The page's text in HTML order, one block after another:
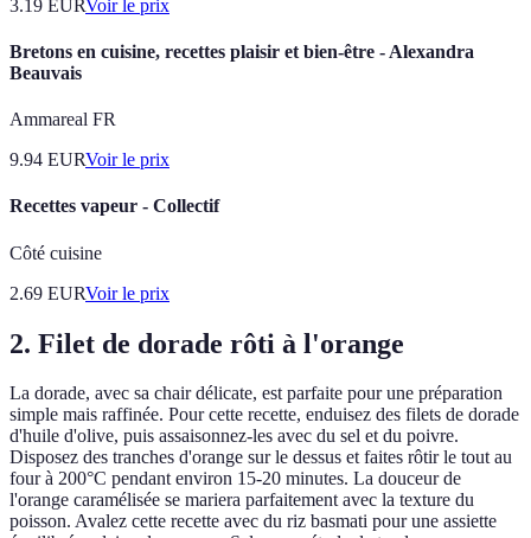
3.19 EURVoir le prix
Bretons en cuisine, recettes plaisir et bien-être - Alexandra
Beauvais
Ammareal FR
9.94 EURVoir le prix
Recettes vapeur - Collectif
Côté cuisine
2.69 EURVoir le prix
2. Filet de dorade rôti à l'orange
La dorade, avec sa chair délicate, est parfaite pour une préparation
simple mais raffinée. Pour cette recette, enduisez des filets de dorade
d'huile d'olive, puis assaisonnez-les avec du sel et du poivre.
Disposez des tranches d'orange sur le dessus et faites rôtir le tout au
four à 200°C pendant environ 15-20 minutes. La douceur de
l'orange caramélisée se mariera parfaitement avec la texture du
poisson. Avalez cette recette avec du riz basmati pour une assiette